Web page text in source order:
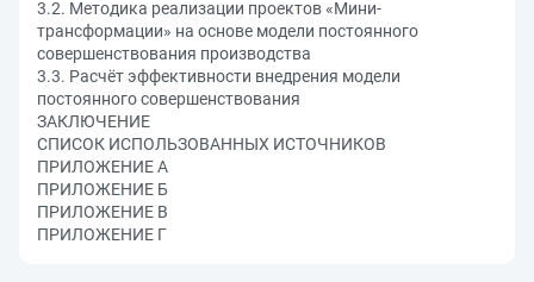
3.2. Методика реализации проектов «Мини-
трансформации» на основе модели постоянного
совершенствования производства
3.3. Расчёт эффективности внедрения модели
постоянного совершенствования
ЗАКЛЮЧЕНИЕ
СПИСОК ИСПОЛЬЗОВАННЫХ ИСТОЧНИКОВ
ПРИЛОЖЕНИЕ А
ПРИЛОЖЕНИЕ Б
ПРИЛОЖЕНИЕ В
ПРИЛОЖЕНИЕ Г